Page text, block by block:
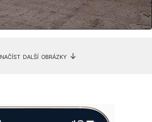
načíst další obrázky ↓